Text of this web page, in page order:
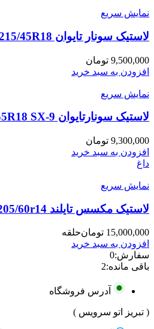
نمایش سریع
لاستیک سونار تایوان SX-2 215/45R18
9,500,000 تومان
افزودن به سبد خرید
نمایش سریع
لاستیک سونارتایوان 215/55R18 SX-9
9,300,000 تومان
افزودن به سبد خرید
داغ
نمایش سریع
لاستیک مکسس تایلند MAXXIS 205/60r14
15,000,000 تومانحلقه
افزودن به سبد خرید
سفارش:0
باقی مانده:2
آدرس فروشگاه
( تبریز اتو سرویس )